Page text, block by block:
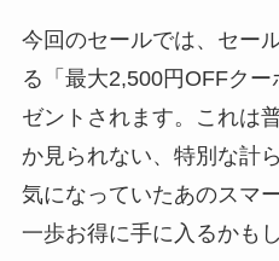
今回のセールでは、セー
る「最大2,500円OFFク
ゼントされます。これは
か見られない、特別な計
気になっていたあのスマ
一歩お得に手に入るかも